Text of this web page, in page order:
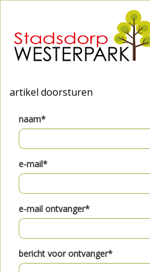
artikel doorsturen
naam*
e-mail*
e-mail ontvanger*
bericht voor ontvanger*